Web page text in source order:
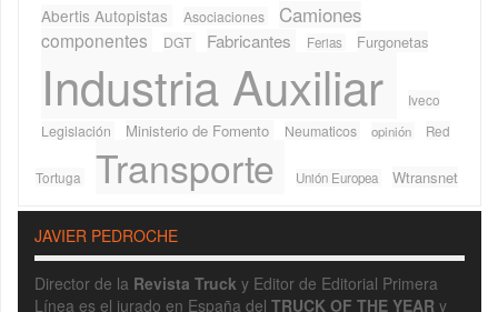
Abertis Autopistas Asociaciones Camiones
componentes DGT Fabricantes Ferias Furgonetas
Industria Auxiliar
Iveco
Legislación
Ministerio de Fomento Neumaticos opinión Red
Tortuga Transporte Unión Europea Wtransnet
JAVIER PEDROCHE
Director de la Revista Truck y Editor de Editorial Primera
Línea es el jurado en España del TRUCK OF THE YEAR y